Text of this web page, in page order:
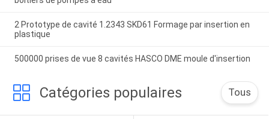
2 Prototype de cavité 1.2343 SKD61 Formage par insertion en
plastique
500000 prises de vue 8 cavités HASCO DME moule d'insertion
Catégories populaires Tous